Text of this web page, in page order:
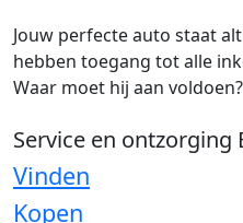
Jouw perfecte auto staat
hebben toegang tot alle
Waar moet hij aan voldoen?
Service en ontzorging
Vinden
Kopen